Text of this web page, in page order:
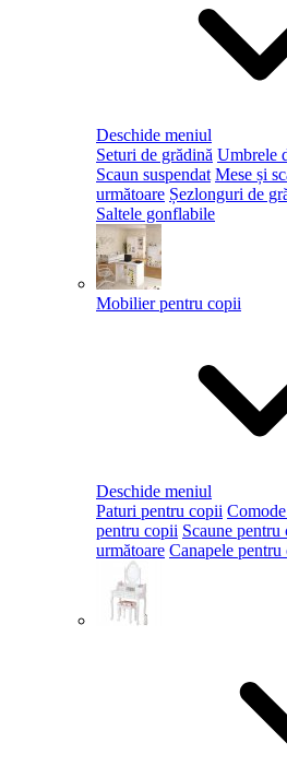
Deschide meniul
Seturi de grădină Umbrele
Scaun suspendat Mese și
următoare Șezlonguri de
Saltele gonflabile
Mobilier pentru copii
Deschide meniul
Paturi pentru copii
pentru copii Scaune pentru
următoare Canapele pentru